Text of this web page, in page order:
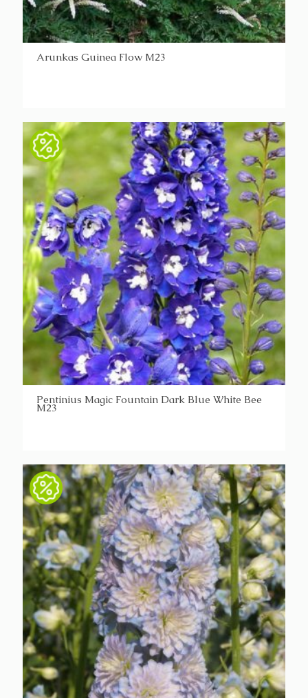
Arunkas Guinea Flow M23
Pentinius Magic Fountain Dark Blue White Bee
M23